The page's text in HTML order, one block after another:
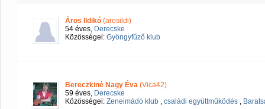
Áros Ildikó (arosildi)
54 éves, Derecske
Közösségei: Gyöngyfűző klub
Bereczkiné Nagy Éva (Vica42)
59 éves, Derecske
Közösségei: Zeneimádó klub , családi együttműködés ,